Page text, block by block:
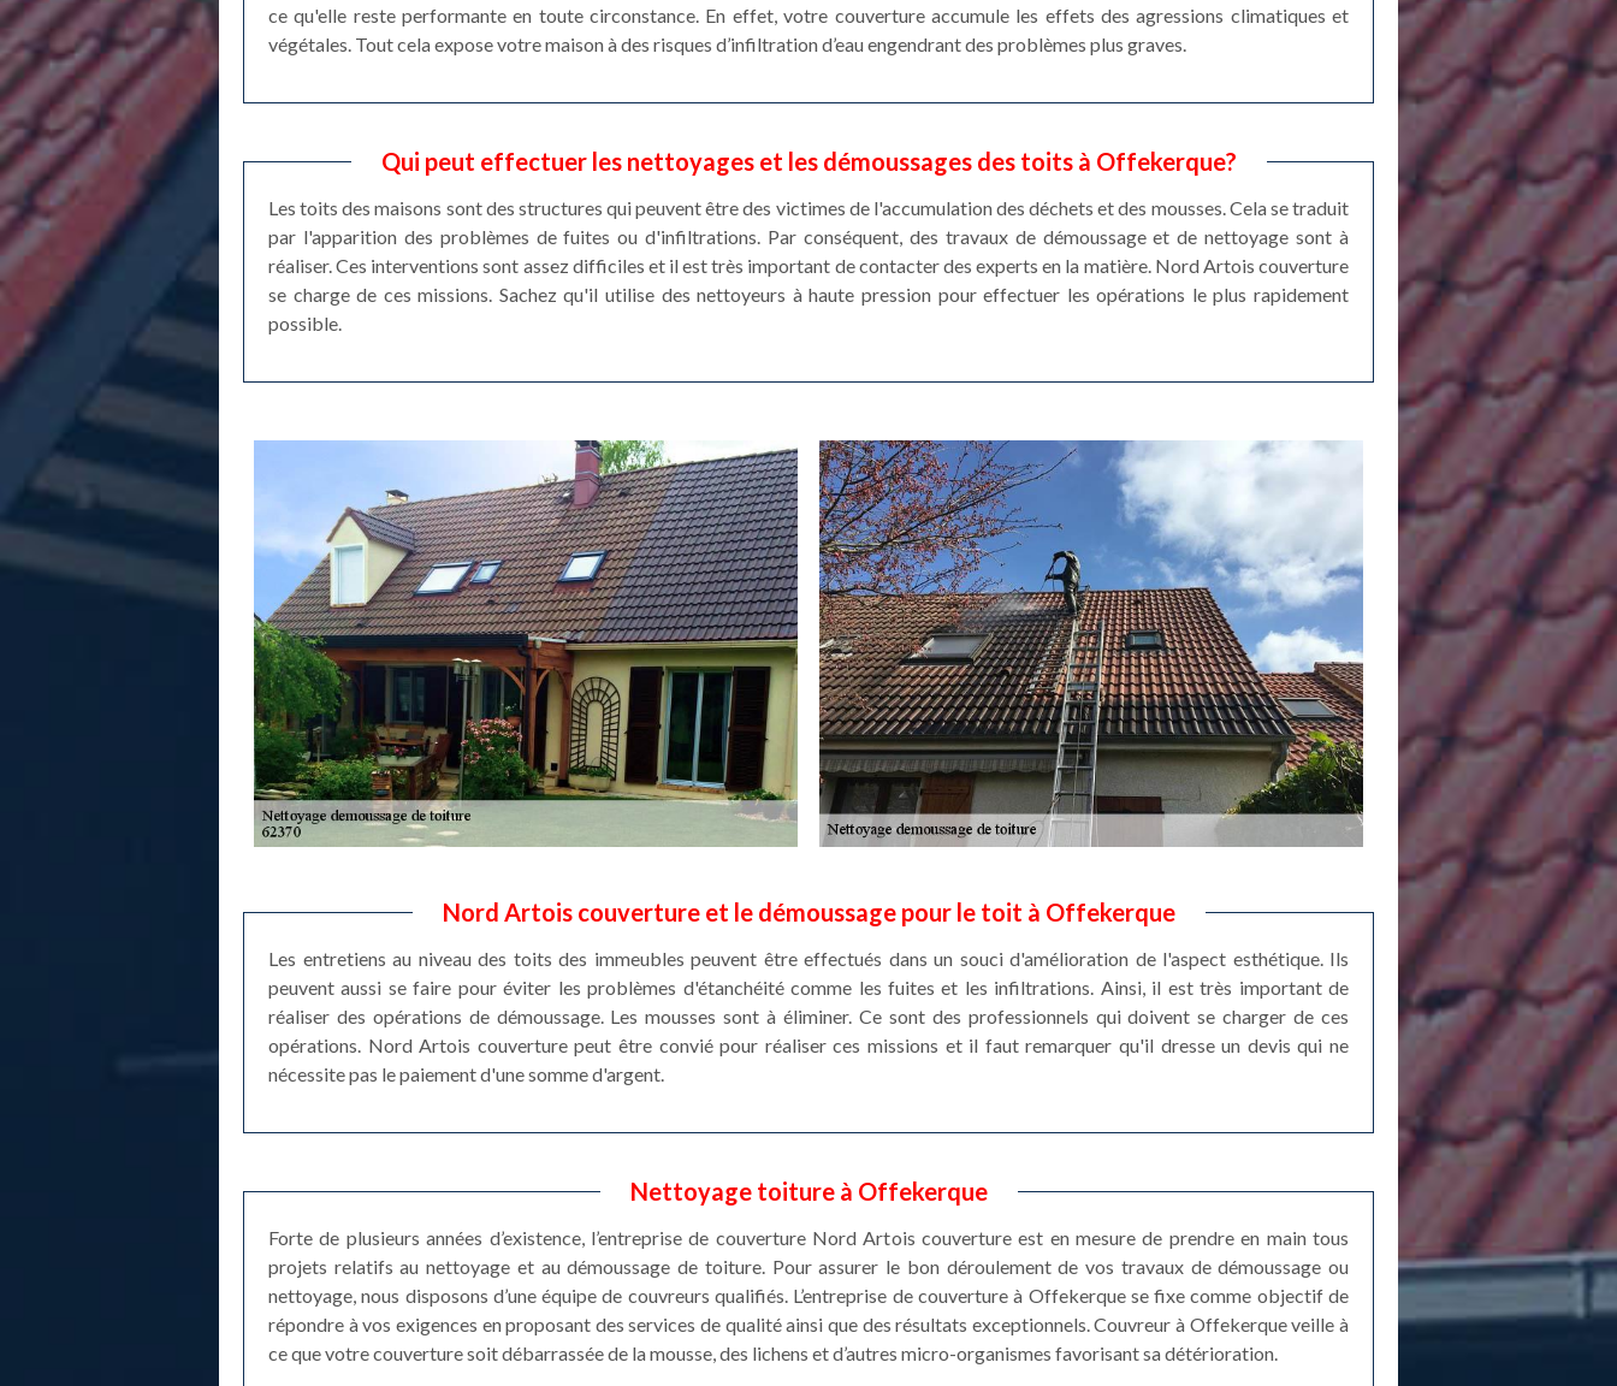
ce qu'elle reste performante en toute circonstance. En effet, votre couverture accumule les effets des agressions climatiques et
végétales. Tout cela expose votre maison à des risques d’infiltration d’eau engendrant des problèmes plus graves.
Qui peut effectuer les nettoyages et les démoussages des toits à Offekerque?
Les toits des maisons sont des structures qui peuvent être des victimes de l'accumulation des déchets et des mousses. Cela se traduit
par l'apparition des problèmes de fuites ou d'infiltrations. Par conséquent, des travaux de démoussage et de nettoyage sont à
réaliser. Ces interventions sont assez difficiles et il est très important de contacter des experts en la matière. Nord Artois couverture
se charge de ces missions. Sachez qu'il utilise des nettoyeurs à haute pression pour effectuer les opérations le plus rapidement
possible.
Nord Artois couverture et le démoussage pour le toit à Offekerque
Les entretiens au niveau des toits des immeubles peuvent être effectués dans un souci d'amélioration de l'aspect esthétique. Ils
peuvent aussi se faire pour éviter les problèmes d'étanchéité comme les fuites et les infiltrations. Ainsi, il est très important de
réaliser des opérations de démoussage. Les mousses sont à éliminer. Ce sont des professionnels qui doivent se charger de ces
opérations. Nord Artois couverture peut être convié pour réaliser ces missions et il faut remarquer qu'il dresse un devis qui ne
nécessite pas le paiement d'une somme d'argent.
Nettoyage toiture à Offekerque
Forte de plusieurs années d’existence, l’entreprise de couverture Nord Artois couverture est en mesure de prendre en main tous
projets relatifs au nettoyage et au démoussage de toiture. Pour assurer le bon déroulement de vos travaux de démoussage ou
nettoyage, nous disposons d’une équipe de couvreurs qualifiés. L’entreprise de couverture à Offekerque se fixe comme objectif de
répondre à vos exigences en proposant des services de qualité ainsi que des résultats exceptionnels. Couvreur à Offekerque veille à
ce que votre couverture soit débarrassée de la mousse, des lichens et d’autres micro-organismes favorisant sa détérioration.